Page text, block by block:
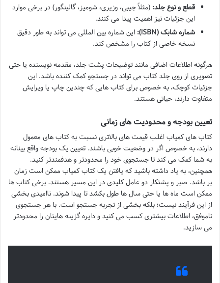
قطع و نوع جلد: (مثلاً جیبی، وزیری، شومیز، گالینگور) در برخی موارد
این جزئیات نیز اهمیت پیدا می کنند.
شماره شابک (ISBN):
این شماره بین المللی می تواند به طور دقیق
نسخه خاصی از کتاب را مشخص کند.
هرگونه اطلاعات اضافی مانند توضیحات پشت جلد، مقدمه نویسنده یا حتی
تصویری از روی جلد کتاب می تواند در جستجو کمک کننده باشد. این
جزئیات کوچک، به خصوص برای کتاب هایی که چندین چاپ یا ویرایش
متفاوت دارند، حیاتی هستند.
تعیین بودجه و محدودیت های زمانی
کتاب های کمیاب اغلب قیمت های بالاتری نسبت به کتاب های معمول
دارند، به خصوص اگر در وضعیت خوبی باشند. تعیین یک بودجه واقع بینانه
به شما کمک می کند تا جستجوی خود را محدودتر و هدفمندتر کنید.
همچنین، به یاد داشته باشید که یافتن یک کتاب کمیاب ممکن است زمان
بر باشد. صبر و پشتکار دو عامل کلیدی در این مسیر هستند. برخی کتاب ها
ممکن است ماه ها یا حتی سال ها طول بکشد تا پیدا شوند. ناامیدی بخشی
از این فرآیند نیست؛ بلکه بخشی از تجربه جستجو است. با هر جستجوی
ناموفق، اطلاعات بیشتری کسب می کنید و دایره گزینه هایتان را محدودتر
می سازید.